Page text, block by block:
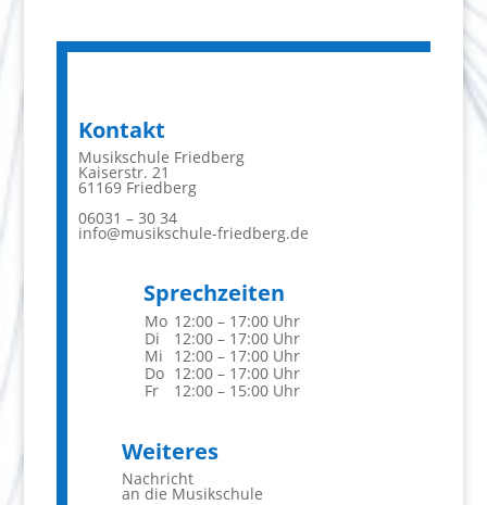
Kontakt
Musikschule Friedberg
Kaiserstr. 21
61169 Friedberg
06031 – 30 34
info@musikschule-friedberg.de
Sprechzeiten
Mo 12:00 – 17:00 Uhr
Di
12:00 – 17:00 Uhr
Mi
12:00 – 17:00 Uhr
Do 12:00 – 17:00 Uhr
Fr
12:00 – 15:00 Uhr
Weiteres
Nachricht
an die Musikschule